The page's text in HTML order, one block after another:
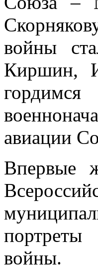
войны
Киршин,
авиации
Впервые
портреты
войны.